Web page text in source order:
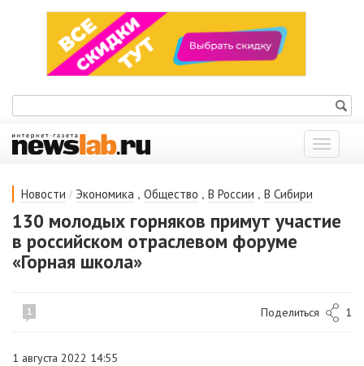
Показать
меню
Новости / Экономика , Общество , В России , В Сибири
130 молодых горняков примут участие
в российском отраслевом форуме
«Горная школа»
1 Поделиться 1
1 августа 2022 14:55